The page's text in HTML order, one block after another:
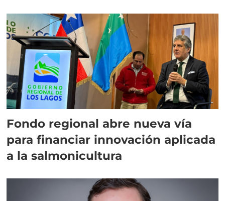
Fondo regional abre nueva vía
para financiar innovación aplicada
a la salmonicultura